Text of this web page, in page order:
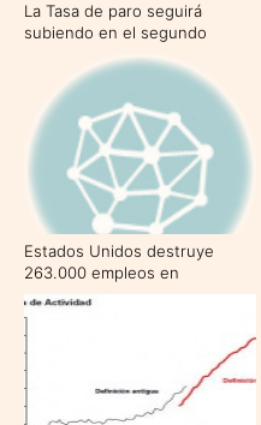
La Tasa de paro seguirá
subiendo en el segundo
Estados Unidos destruye
263.000 empleos en
septiembre